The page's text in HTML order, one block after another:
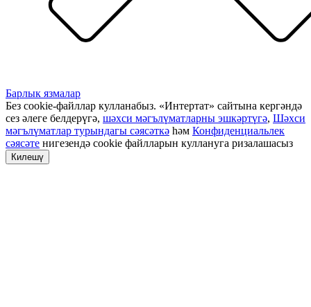
Барлык язмалар
Без cookie-файллар кулланабыз. «Интертат» сайтына кергәндә
сез әлеге белдерүгә, шәхси мәгълүматларны эшкәртүгә, Шәхси
мәгълүматлар турындагы сәясәткә һәм Конфиденциальлек
сәясәте нигезендә cookie файлларын куллануга ризалашасыз
Килешү